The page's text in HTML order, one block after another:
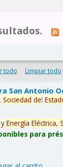
todo Limpiar todo
San Antonio
Sociedad del
y Energía Eléctrica,
para